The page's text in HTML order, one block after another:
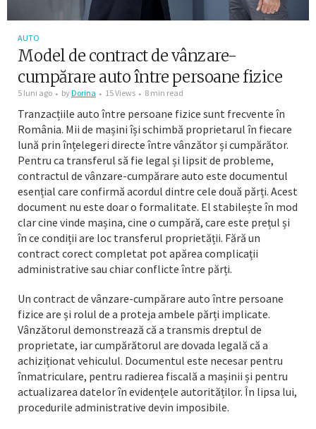
AUTO
Model de contract de vânzare-
cumpărare auto între persoane fizice
5 luni ago byDorina 15 Views 8 min read
Tranzacțiile auto între persoane fizice sunt frecvente în
România. Mii de mașini își schimbă proprietarul în fiecare
lună prin înțelegeri directe între vânzător și cumpărător.
Pentru ca transferul să fie legal și lipsit de probleme,
contractul de vânzare-cumpărare auto este documentul
esențial care confirmă acordul dintre cele două părți. Acest
document nu este doar o formalitate. El stabilește în mod
clar cine vinde mașina, cine o cumpără, care este prețul și
în ce condiții are loc transferul proprietății. Fără un
contract corect completat pot apărea complicații
administrative sau chiar conflicte între părți.
Un contract de vânzare-cumpărare auto între persoane
fizice are și rolul de a proteja ambele părți implicate.
Vânzătorul demonstrează că a transmis dreptul de
proprietate, iar cumpărătorul are dovada legală că a
achiziționat vehiculul. Documentul este necesar pentru
înmatriculare, pentru radierea fiscală a mașinii și pentru
actualizarea datelor în evidențele autorităților. În lipsa lui,
procedurile administrative devin imposibile.